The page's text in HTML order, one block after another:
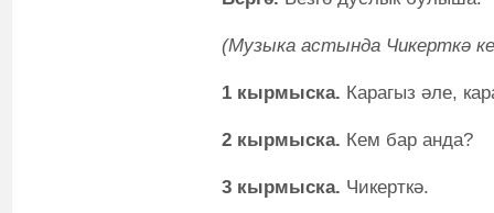
(Музыка астында Чикерткә
1 кырмыска. Карагыз әле,
2 кырмыска. Кем бар анда?
3 кырмыска. Чикерткә.